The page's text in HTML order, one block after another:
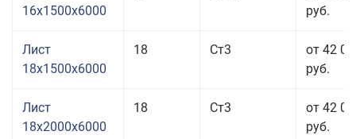
16x1500x6000
руб.
Лист
18x1500x6000
18 Ст3
от 42
руб.
Лист
18x2000x6000
18 Ст3
от 42
руб.